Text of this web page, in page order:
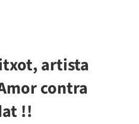
artista
contra
!!